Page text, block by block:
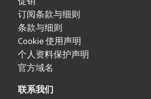
订阅条款与细则
条款与细则
Cookie 使用声明
个人资料保护声明
官方域名
联系我们